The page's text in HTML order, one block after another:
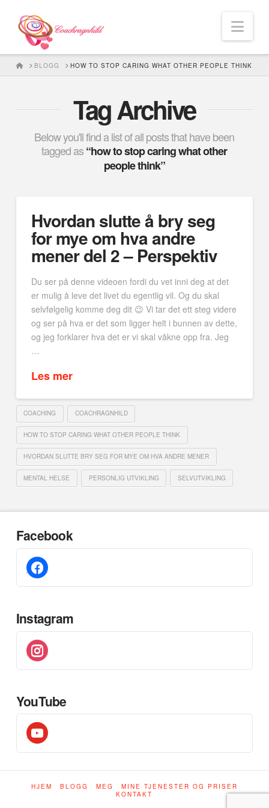
HOMEBLOGG HOW TO STOP CARING WHAT OTHER PEOPLE THINK
Tag Archive
Below you'll find a list of all posts that have been
tagged as“how to stop caring what other
people think”
Hvordan slutte å bry seg
for mye om hva andre
mener del 2 – Perspektiv
Du ser på denne videoen fordi du vet inni deg at det
er mulig å leve det livet du egentlig vil. Og du skal
selvfølgelig komme deg dit 😉 Vi tar det ett steg videre
og ser på hva er det som ligger helt i bunnen av dette,
og jeg forklarer hva det er vi skal våkne opp fra. Jeg
…
Les mer
COACHING COACHRAGNHILD
HOW TO STOP CARING WHAT OTHER PEOPLE THINK
HVORDAN SLUTTE BRY SEG FOR MYE OM HVA ANDRE MENER
MENTAL HELSE PERSONLIG UTVIKLING SELVUTVIKLING
Facebook
facebook
Instagram
instagram
YouTube
youtube
HJEM BLOGG MEG
MINE TJENESTER OG PRISER
KONTAKT